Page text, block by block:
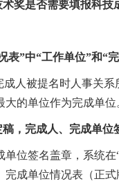
术奖是否需要填报科技
表”中“工作单位”和“
成人被提名时人事关
大的单位作为完成单位
，完成人、完成单位
位签名盖章，系统
完成单位情况表（正